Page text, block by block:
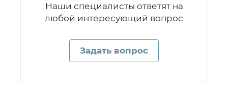
Наши специалисты ответят на
любой интересующий вопрос
Задать вопрос